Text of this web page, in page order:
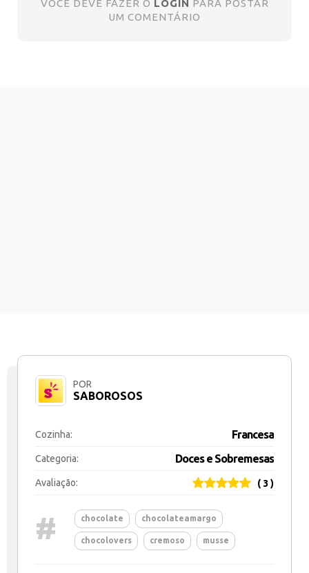
VOCÊ DEVE FAZER O LOGIN
PARA POSTAR
UM COMENTÁRIO
POR
SABOROSOS
Cozinha: Francesa
Categoria: Doces e Sobremesas
Avaliação: ( 3 )
# chocolate chocolateamargo
chocolovers cremoso musse